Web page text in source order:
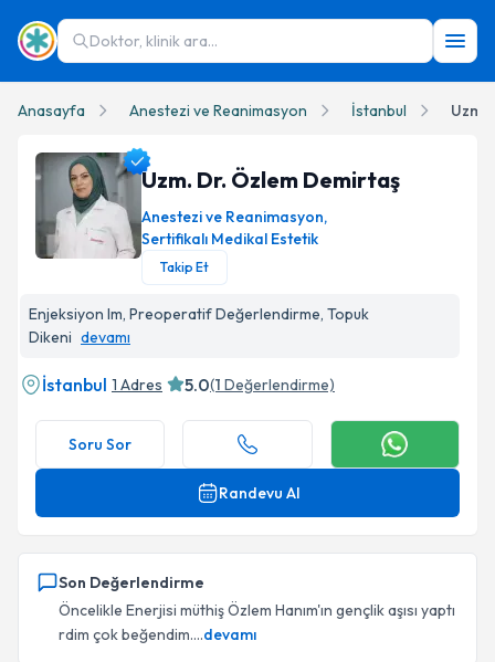
Doktor, klinik ara...
Anasayfa Anestezi ve Reanimasyon İstanbul Uzm.
Uzm. Dr. Özlem Demirtaş Profil Fotoğrafı
Uzm. Dr. Özlem Demirtaş
Anestezi ve Reanimasyon,
Sertifikalı Medikal Estetik
Takip Et
Enjeksiyon Im, Preoperatif Değerlendirme, Topuk
Dikeni devamı
İstanbul 1 Adres 5.0(1 Değerlendirme)
Soru Sor
Randevu Al
Son Değerlendirme
Öncelikle Enerjisi müthiş Özlem Hanım'ın gençlik aşısı yaptı
rdim çok beğendim....devamı